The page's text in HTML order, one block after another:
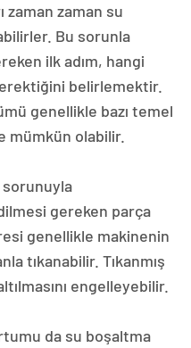
zaman zaman su
Bu sorunla
ilk adım, hangi
belirlemektir.
genellikle bazı temel
mümkün olabilir.
gereken parça
genellikle makinenin
tıkanabilir. Tıkanmış
engelleyebilir.
da su boşaltma